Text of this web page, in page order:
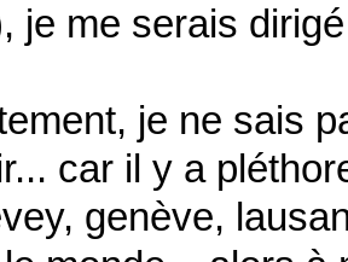
je me serais
je ne sais
car il y a
genève,